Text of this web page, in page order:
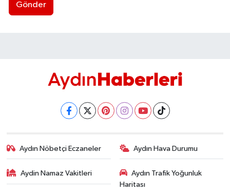
Gönder
Aydın Nöbetçi Eczaneler Aydın Hava Durumu
Aydin Namaz Vakitleri
Aydın Trafik Yoğunluk
Haritası